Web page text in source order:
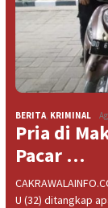
BERITA, KRIMINAL
Pria di
Pacar …
U (32) ditangkap